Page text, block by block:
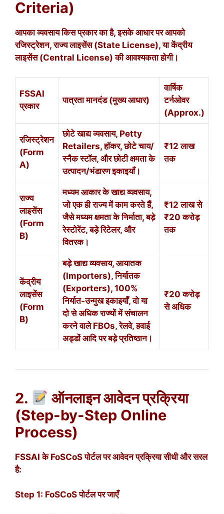
Criteria)
आपका व्यवसाय किस प्रकार का है, इसके आधार पर आपको
रजिस्ट्रेशन, राज्य लाइसेंस (State License), या केंद्रीय
लाइसेंस (Central License) की आवश्यकता होगी।
FSSAI
प्रकार
पात्रता मानदंड (मुख्य आधार)
वार्षिक
टर्नओवर
(Approx.)
रजिस्ट्रेशन
(Form
A)
छोटे खाद्य व्यवसाय, Petty
Retailers, हॉकर, छोटे चाय/
स्नैक स्टॉल, और छोटी क्षमता के
उत्पादन/भंडारण इकाइयाँ।
₹12 लाख
तक
राज्य
लाइसेंस
(Form
B)
मध्यम आकार के खाद्य व्यवसाय,
जो एक ही राज्य में काम करते हैं,
जैसे मध्यम क्षमता के निर्माता, बड़े
रेस्टोरेंट, बड़े रिटेलर, और
वितरक।
₹12 लाख से
₹20 करोड़
तक
केंद्रीय
लाइसेंस
(Form
B)
बड़े खाद्य व्यवसाय, आयातक
(Importers), निर्यातक
(Exporters), 100%
निर्यात-उन्मुख इकाइयाँ, दो या
दो से अधिक राज्यों में संचालन
करने वाले FBOs, रेलवे, हवाई
अड्डों आदि पर बड़े प्रतिष्ठान।
₹20 करोड़
से अधिक
2.
ऑनलाइन आवेदन प्रक्रिया
(Step-by-Step Online
Process)
FSSAI के FoSCoS पोर्टल पर आवेदन प्रक्रिया सीधी और सरल
है:
Step 1: FoSCoS पोर्टल पर जाएँ